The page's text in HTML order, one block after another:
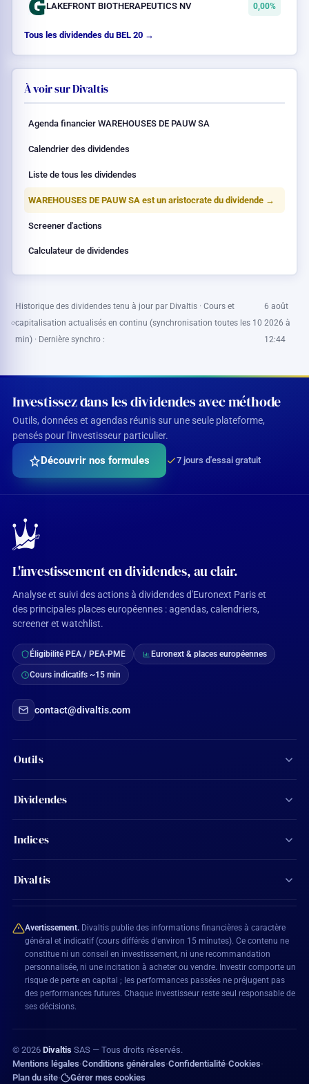
LAKEFRONT BIOTHERAPEUTICS NV 0,00%
Tous les dividendes du BEL 20 →
À voir sur Divaltis
Agenda financier WAREHOUSES DE PAUW SA
Calendrier des dividendes
Liste de tous les dividendes
WAREHOUSES DE PAUW SA est un aristocrate du dividende →
Screener d'actions
Calculateur de dividendes
Historique des dividendes tenu à jour par Divaltis · Cours et
capitalisation actualisés en continu (synchronisation toutes les 10
min) · Dernière synchro :
6 août
2026 à
12:44
Investissez dans les dividendes avec méthode
Outils, données et agendas réunis sur une seule plateforme,
pensés pour l'investisseur particulier.
Découvrir nos formules 7 jours d'essai gratuit
L'investissement en dividendes, au clair.
Analyse et suivi des actions à dividendes d'Euronext Paris et
des principales places européennes : agendas, calendriers,
screener et watchlist.
Éligibilité PEA / PEA-PME Euronext & places européennes
Cours indicatifs ~15 min
contact@divaltis.com
Outils
Screener d'actions
Calculateur de dividendes
Ma watchlist
Mon compte
Dividendes
Tous les dividendes
Actions Aristocrates
Indices
CAC 40
SBF 120
CAC All-Shares
BEL 20
DAX 40
Divaltis
Plan du site
Mentions légales
Conditions générales
Politique de cookies
Avertissement. Divaltis publie des informations financières à caractère
général et indicatif (cours différés d'environ 15 minutes). Ce contenu ne
constitue ni un conseil en investissement, ni une recommandation
personnalisée, ni une incitation à acheter ou vendre. Investir comporte un
risque de perte en capital ; les performances passées ne préjugent pas
des performances futures. Chaque investisseur reste seul responsable de
ses décisions.
© 2026 Divaltis SAS — Tous droits réservés.
Mentions légales•Conditions générales•Confidentialité•Cookies•
Plan du site• Gérer mes cookies